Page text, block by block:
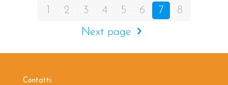
1 2 3 4 5 6 7
8
Next page
Contatti: